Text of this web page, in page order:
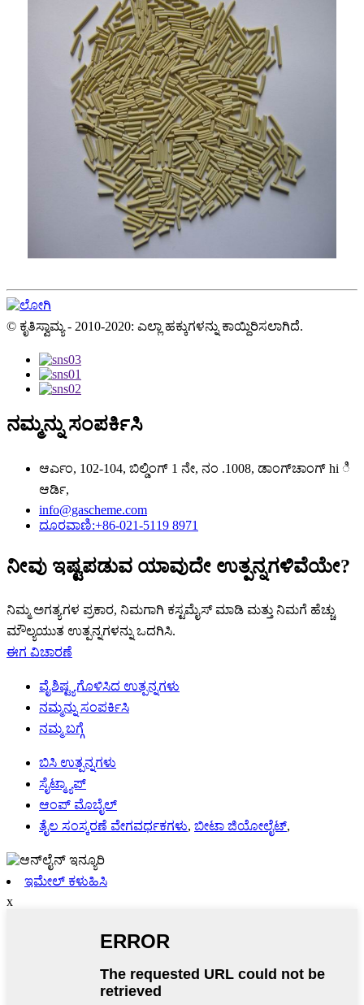
© ಕೃತಿಸ್ವಾಮ್ಯ - 2010-2020: ಎಲ್ಲಾ ಹಕ್ಕುಗಳನ್ನು ಕಾಯ್ದಿರಿಸಲಾಗಿದೆ.
ನಮ್ಮನ್ನು ಸಂಪರ್ಕಿಸಿ
ಆರ್ಎಂ, 102-104, ಬಿಲ್ಡಿಂಗ್ 1 ನೇ, ನಂ .1008, ಡಾಂಗ್‌ಚಾಂಗ್‌ hi ಿ
ಆರ್ಡಿ,
info@gascheme.com
ದೂರವಾಣಿ:+86-021-5119 8971
ನೀವು ಇಷ್ಟಪಡುವ ಯಾವುದೇ ಉತ್ಪನ್ನಗಳಿವೆಯೇ?
ನಿಮ್ಮ ಅಗತ್ಯಗಳ ಪ್ರಕಾರ, ನಿಮಗಾಗಿ ಕಸ್ಟಮೈಸ್ ಮಾಡಿ ಮತ್ತು ನಿಮಗೆ ಹೆಚ್ಚು
ಮೌಲ್ಯಯುತ ಉತ್ಪನ್ನಗಳನ್ನು ಒದಗಿಸಿ.
ಈಗ ವಿಚಾರಣೆ
ವೈಶಿಷ್ಟ್ಯಗೊಳಿಸಿದ ಉತ್ಪನ್ನಗಳು
ನಮ್ಮನ್ನು ಸಂಪರ್ಕಿಸಿ
ನಮ್ಮ ಬಗ್ಗೆ
ಬಿಸಿ ಉತ್ಪನ್ನಗಳು
ಸೈಟ್ಮ್ಯಾಪ್
ಆಂಪ್ ಮೊಬೈಲ್
ತೈಲ ಸಂಸ್ಕರಣೆ ವೇಗವರ್ಧಕಗಳು, ಬೀಟಾ ಜಿಯೋಲೈಟ್,
ಇಮೇಲ್ ಕಳುಹಿಸಿ
x